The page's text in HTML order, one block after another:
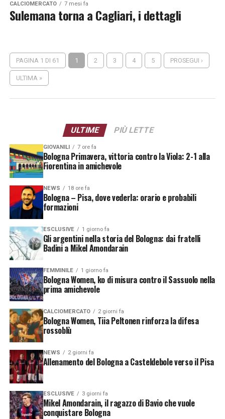
CALCIOMERCATO 7 mesi fa
Sulemana torna a Cagliari, i dettagli
PAGINA 1 DI 61 1 2 3 4 5 PROSEGUI ›
ULTIMA »
ULTIME PIÙ LETTE
GIOVANILI 7 ore fa
Bologna Primavera, vittoria contro la Viola: 2-1 alla
Fiorentina in amichevole
NEWS 18 ore fa
Bologna – Pisa, dove vederla: orario e probabili
formazioni
ESCLUSIVE 1 giorno fa
Gli argentini nella storia del Bologna: dai fratelli
Badini a Mikel Amondarain
FEMMINILE 1 giorno fa
Bologna Women, ko di misura contro il Sassuolo nella
prima amichevole
CALCIOMERCATO 2 giorni fa
Bologna Women, Tiia Peltonen rinforza la difesa
rossoblù
NEWS 2 giorni fa
Allenamento del Bologna a Casteldebole verso il Pisa
ESCLUSIVE 3 giorni fa
Mikel Amondarain, il ragazzo di Bavio che vuole
conquistare Bologna